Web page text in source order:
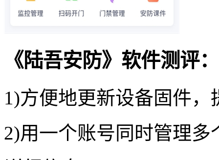
《陆吾安防》软件测评：
1)方便地更新设备固件
2)用一个账号同时管理